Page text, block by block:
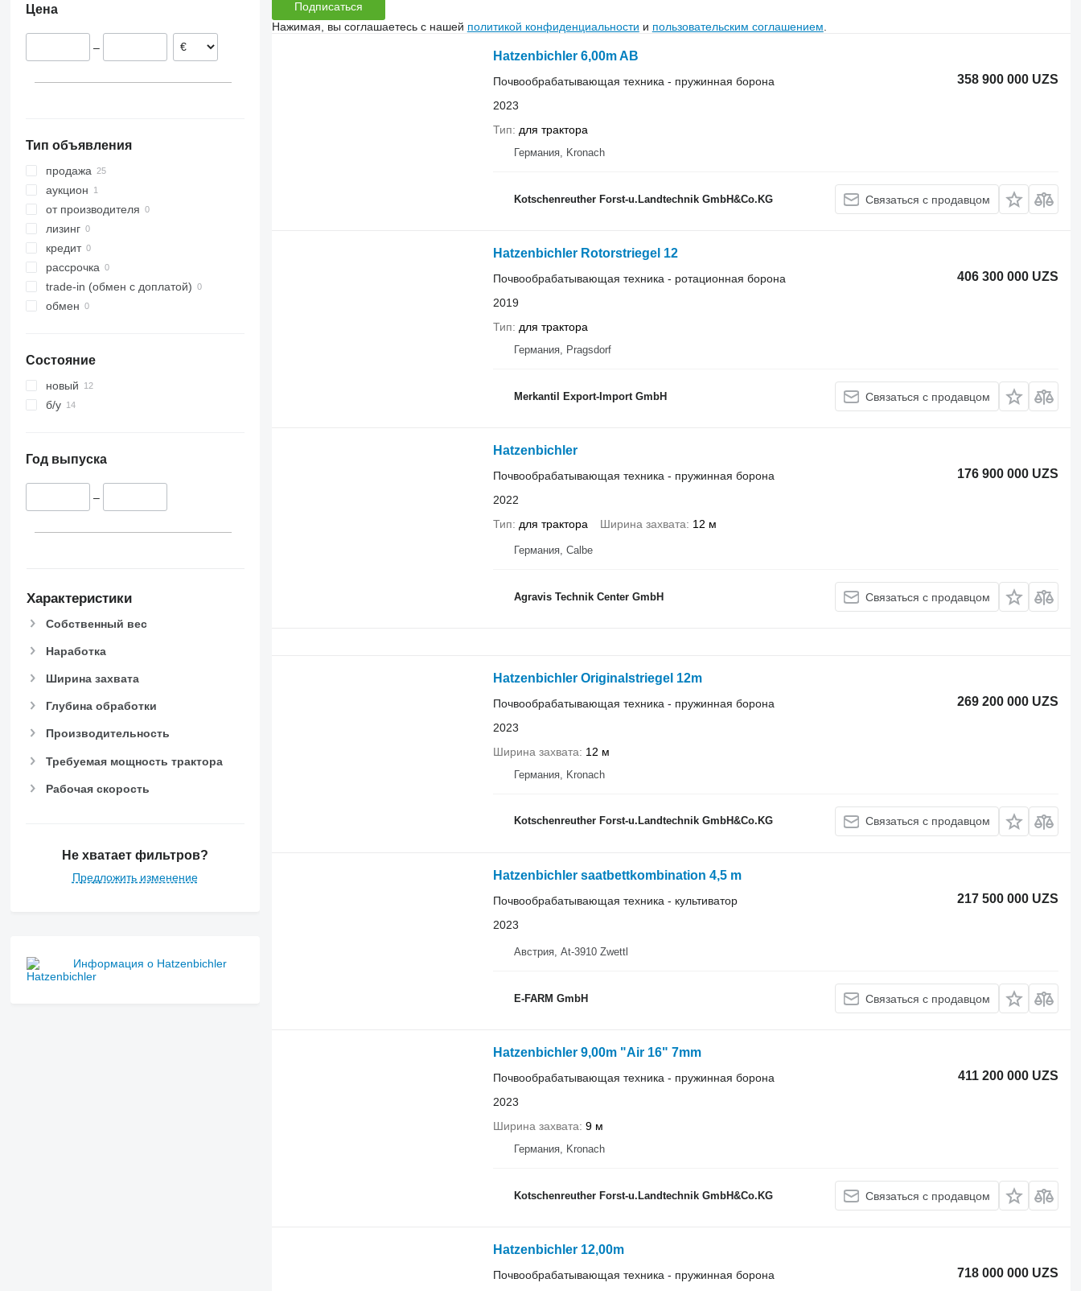
Smaragd
VariDiamant
Zirkon
W-series
Цена
–
Тип объявления
продажа
аукцион
от производителя
лизинг
кредит
рассрочка
trade-in (обмен с доплатой)
обмен
Состояние
новый
б/у
Год выпуска
–
Характеристики
Собственный вес
Наработка
Ширина захвата
Глубина обработки
Производительность
Требуемая мощность трактора
Рабочая скорость
Не хватает фильтров?
Предложить изменение
Информация о Hatzenbichler
Подписаться
Нажимая, вы соглашаетесь с нашей политикой конфиденциальности и пользовательским соглашением
Hatzenbichler 6,00m AB
358 900 000 UZS
Почвообрабатывающая техника - пружинная борона
2023
Тип
для трактора
Германия, Kronach
Kotschenreuther Forst-u.Landtechnik GmbH&Co.KG Связаться с продавцом
Hatzenbichler Rotorstriegel 12
406 300 000 UZS
Почвообрабатывающая техника - ротационная борона
2019
Тип
для трактора
Германия, Pragsdorf
Merkantil Export-Import GmbH Связаться с продавцом
Hatzenbichler
176 900 000 UZS
Почвообрабатывающая техника - пружинная борона
2022
Тип
для трактора Ширина захвата 12 м
Германия, Calbe
Agravis Technik Center GmbH Связаться с продавцом
Hatzenbichler Originalstriegel 12m
269 200 000 UZS
Почвообрабатывающая техника - пружинная борона
2023
Ширина захвата
12 м
Германия, Kronach
Kotschenreuther Forst-u.Landtechnik GmbH&Co.KG Связаться с продавцом
Hatzenbichler saatbettkombination 4,5 m
217 500 000 UZS
Почвообрабатывающая техника - культиватор
2023
Австрия, At-3910 Zwettl
E-FARM GmbH Связаться с продавцом
Hatzenbichler 9,00m "Air 16" 7mm
411 200 000 UZS
Почвообрабатывающая техника - пружинная борона
2023
Ширина захвата 9 м
Германия, Kronach
Kotschenreuther Forst-u.Landtechnik GmbH&Co.KG Связаться с продавцом
Hatzenbichler 12,00m
718 000 000 UZS
Почвообрабатывающая техника - пружинная борона